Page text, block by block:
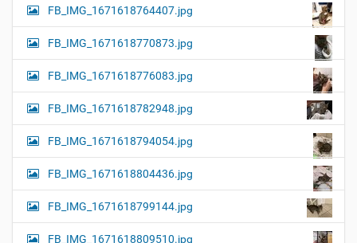
FB_IMG_1671618764407.jpg
FB_IMG_1671618770873.jpg
FB_IMG_1671618776083.jpg
FB_IMG_1671618782948.jpg
FB_IMG_1671618794054.jpg
FB_IMG_1671618804436.jpg
FB_IMG_1671618799144.jpg
FB_IMG_1671618809510.jpg